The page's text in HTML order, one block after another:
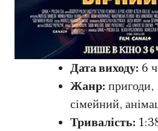
Дата виходу: 6
Жанр: пригоди,
сімейний,
Тривалість: